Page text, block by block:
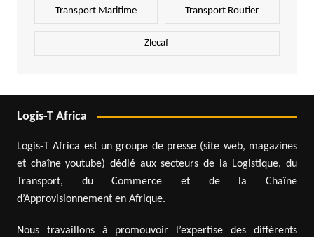
Transport Maritime Transport Routier
Zlecaf
Logis-T Africa
Logis-T Africa est un groupe de presse (site web, magazines
et chaîne youtube) dédié aux secteurs de la Logistique, du
Transport, du Commerce et de la Chaîne
d’Approvisionnement en Afrique.
Nous travaillons à promouvoir l’expertise des différents